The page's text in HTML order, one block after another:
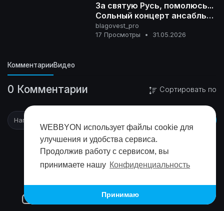
WEBBYON использует файлы cookie для
улучшения и удобства сервиса.
Продолжив работу с сервисом, вы
принимаете нашу Конфиденциальность
Принимаю
За святую Русь, помолюсь...
Сольный концерт ансабль
БЛАГОВЕСТ - 2026
blagovest_pro
17 Просмотры
• 31.05.2026
КомментарииВидео
0 Комментарии Сортировать по